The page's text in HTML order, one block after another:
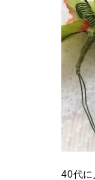
40代に